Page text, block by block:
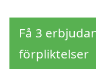
Få 3
förpliktelser